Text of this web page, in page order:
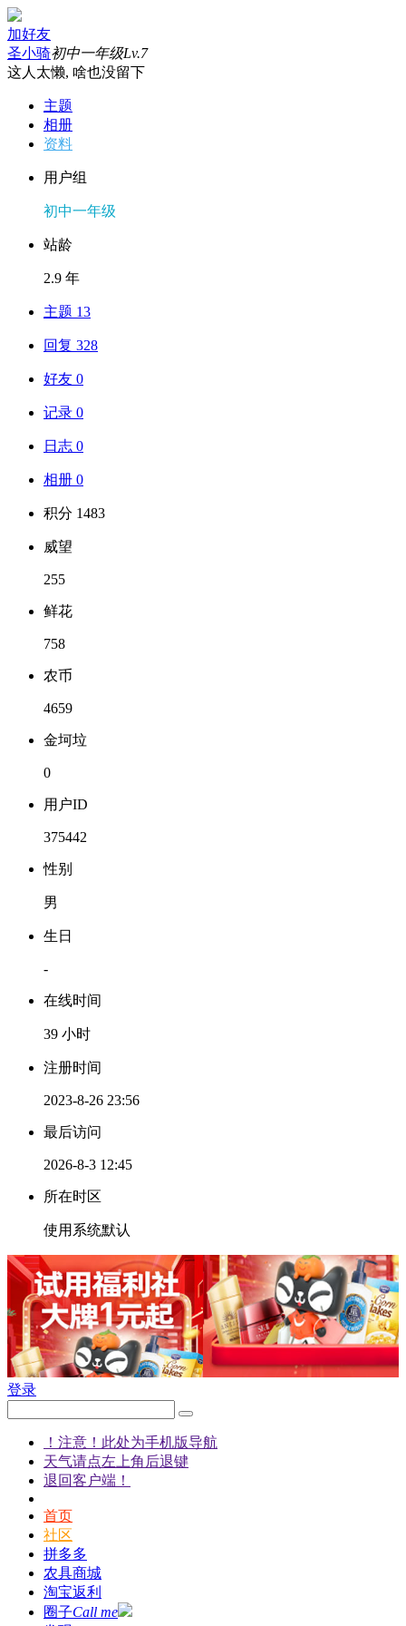
加好友
圣小骑初中一年级Lv.7
这人太懒, 啥也没留下
主题
相册
资料
用户组
初中一年级
站龄
2.9 年
主题 13
回复 328
好友 0
记录 0
日志 0
相册 0
积分 1483
威望
255
鲜花
758
农币
4659
金坷垃
0
用户ID
375442
性别
男
生日
-
在线时间
39 小时
注册时间
2023-8-26 23:56
最后访问
2026-8-3 12:45
所在时区
使用系统默认
登录
！注意！此处为手机版导航
天气请点左上角后退键
退回客户端！
首页
社区
拼多多
农具商城
淘宝返利
圈子Call me